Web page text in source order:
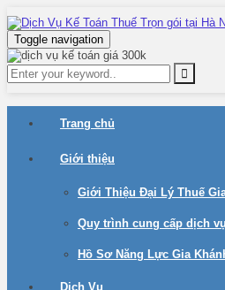
Toggle navigation
Trang chủ
Giới thiệu
Giới Thiệu Đại Lý Thuế
Quy trình cung cấp dịch vụ
Hồ Sơ Năng Lực Gia
Dịch Vụ